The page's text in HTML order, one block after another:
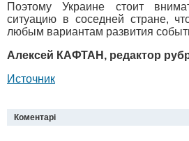
Поэтому Украине стоит
ситуацию в соседней стране,
любым вариантам развития
Алексей КАФТАН, редактор
Источник
Коментарі